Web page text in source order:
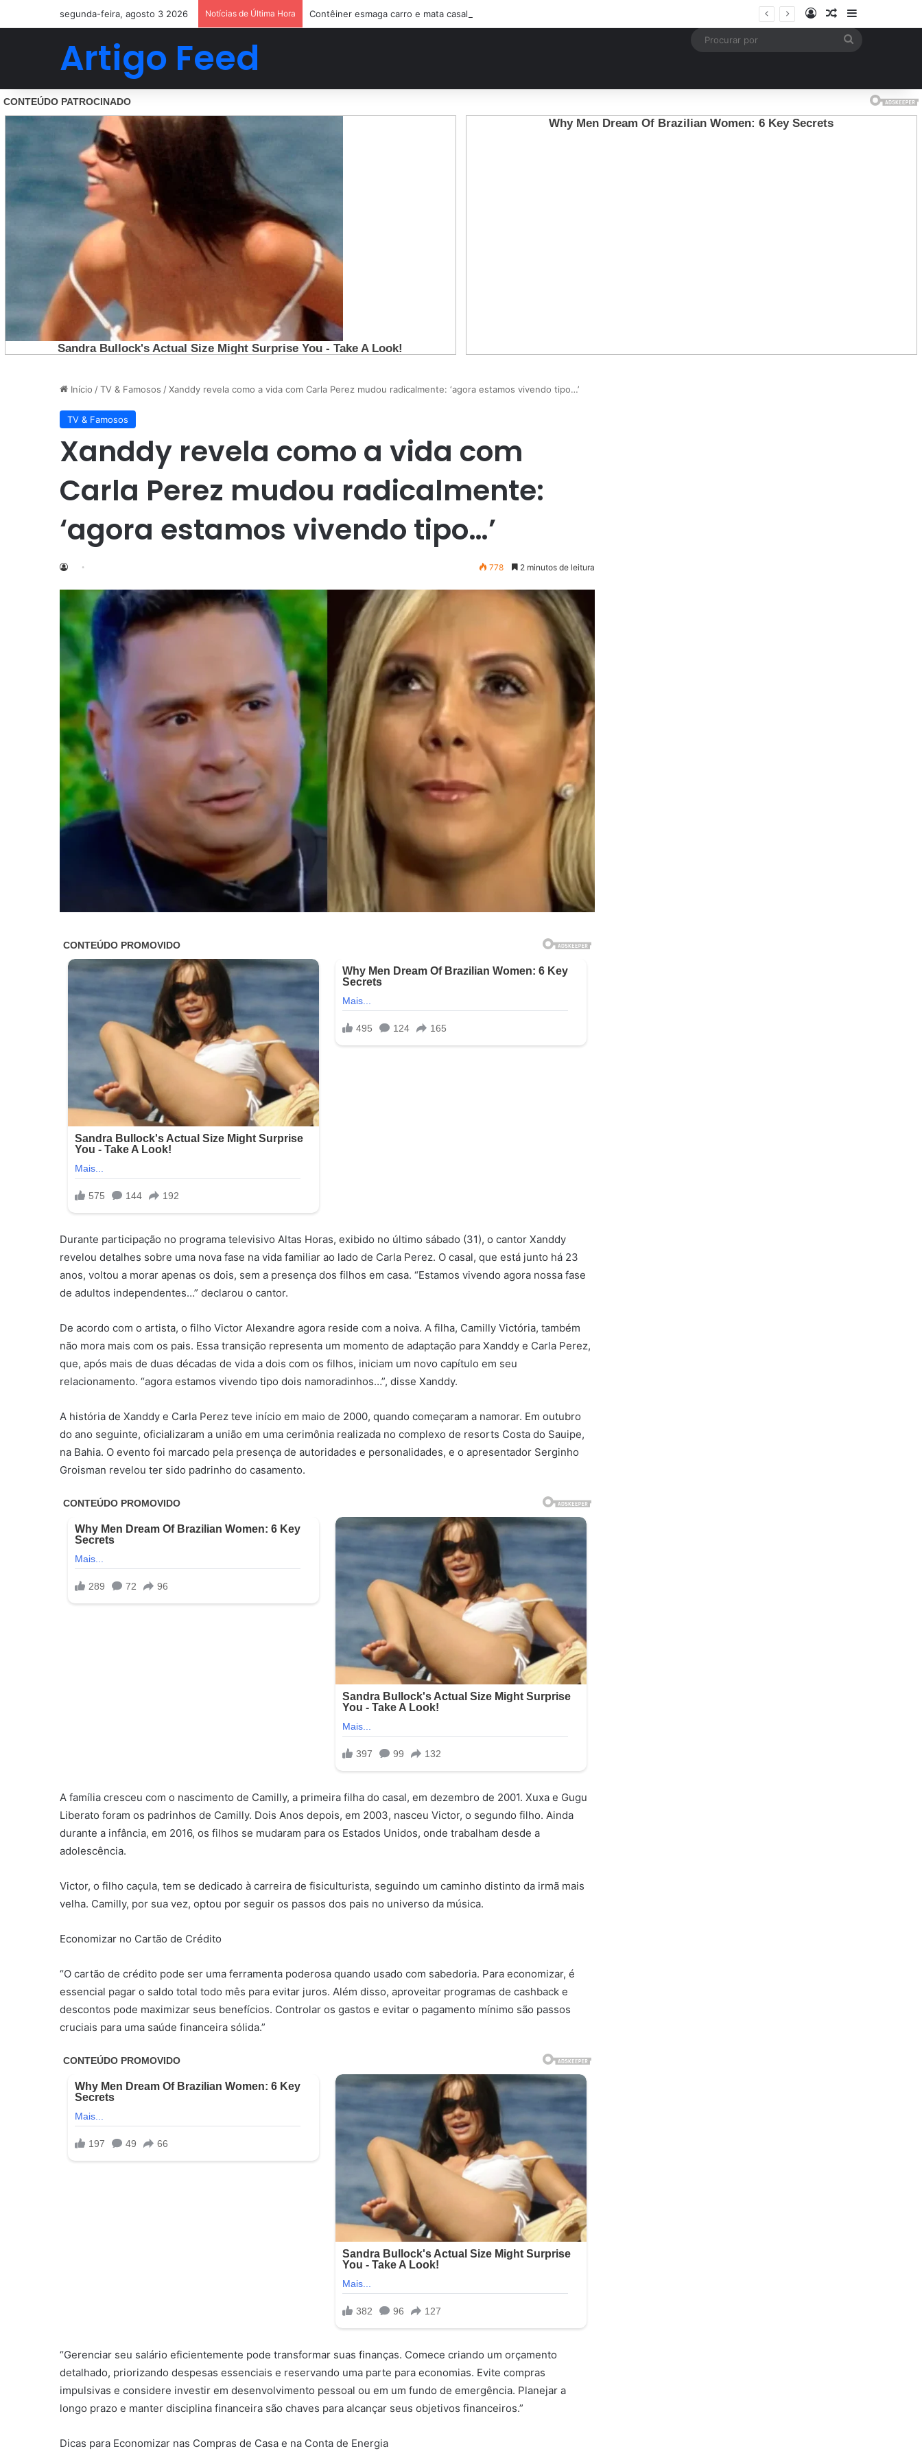
segunda-feira, agosto 3 2026 Notícias de Última Hora Contêiner esmaga carro e mata casal na BR-470; filho sobreviveu…Ver mais EntrarArtigo aleatório
Barra Lateral
Artigo Feed
Início /TV & Famosos /Xanddy revela como a vida com Carla Perez mudou radicalmente: ‘agora estamos vivendo tipo…’
TV & Famosos
Xanddy revela como a vida com
Carla Perez mudou radicalmente:
‘agora estamos vivendo tipo…’
778 2 minutos de leitura
Durante participação no programa televisivo Altas Horas, exibido no último sábado (31), o cantor Xanddy
revelou detalhes sobre uma nova fase na vida familiar ao lado de Carla Perez. O casal, que está junto há 23
anos, voltou a morar apenas os dois, sem a presença dos filhos em casa. “Estamos vivendo agora nossa fase
de adultos independentes…” declarou o cantor.
De acordo com o artista, o filho Victor Alexandre agora reside com a noiva. A filha, Camilly Victória, também
não mora mais com os pais. Essa transição representa um momento de adaptação para Xanddy e Carla Perez,
que, após mais de duas décadas de vida a dois com os filhos, iniciam um novo capítulo em seu
relacionamento. “agora estamos vivendo tipo dois namoradinhos…”, disse Xanddy.
A história de Xanddy e Carla Perez teve início em maio de 2000, quando começaram a namorar. Em outubro
do ano seguinte, oficializaram a união em uma cerimônia realizada no complexo de resorts Costa do Sauipe,
na Bahia. O evento foi marcado pela presença de autoridades e personalidades, e o apresentador Serginho
Groisman revelou ter sido padrinho do casamento.
A família cresceu com o nascimento de Camilly, a primeira filha do casal, em dezembro de 2001. Xuxa e Gugu
Liberato foram os padrinhos de Camilly. Dois Anos depois, em 2003, nasceu Victor, o segundo filho. Ainda
durante a infância, em 2016, os filhos se mudaram para os Estados Unidos, onde trabalham desde a
adolescência.
Victor, o filho caçula, tem se dedicado à carreira de fisiculturista, seguindo um caminho distinto da irmã mais
velha. Camilly, por sua vez, optou por seguir os passos dos pais no universo da música.
Economizar no Cartão de Crédito
“O cartão de crédito pode ser uma ferramenta poderosa quando usado com sabedoria. Para economizar, é
essencial pagar o saldo total todo mês para evitar juros. Além disso, aproveitar programas de cashback e
descontos pode maximizar seus benefícios. Controlar os gastos e evitar o pagamento mínimo são passos
cruciais para uma saúde financeira sólida.”
“Gerenciar seu salário eficientemente pode transformar suas finanças. Comece criando um orçamento
detalhado, priorizando despesas essenciais e reservando uma parte para economias. Evite compras
impulsivas e considere investir em desenvolvimento pessoal ou em um fundo de emergência. Planejar a
longo prazo e manter disciplina financeira são chaves para alcançar seus objetivos financeiros.”
Dicas para Economizar nas Compras de Casa e na Conta de Energia